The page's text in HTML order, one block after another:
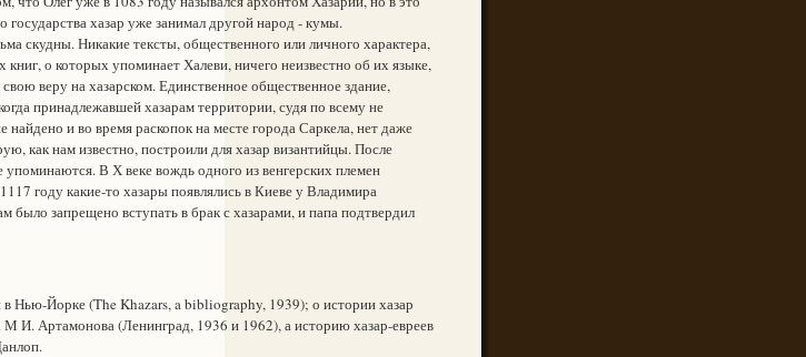
хазар уже занимал другой народ - кумы.
скудны. Никакие тексты, общественного или личного характера,
о которых упоминает Халеви, ничего неизвестно об их языке,
веру на хазарском. Единственное общественное здание,
принадлежавшей хазарам территории, судя по всему не
найдено и во время раскопок на месте города Саркела, нет даже
как нам известно, построили для хазар византийцы. После
В Х веке вождь одного из венгерских племен
году какие-то хазары появлялись в Киеве у Владимира
запрещено вступать в брак с хазарами, и папа подтвердил
Нью-Йорке (The Khazars, a bibliography, 1939); о истории хазар
И. Артамонова (Ленинград, 1936 и 1962), а историю хазар-евреев